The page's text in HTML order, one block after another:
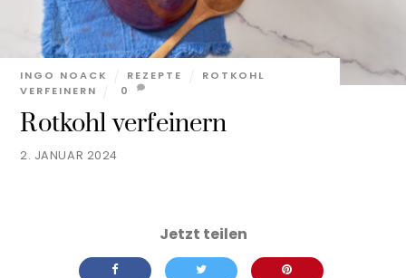
2. JANUAR 2024
Rotkohl verfeinern
INGO NOACK REZEPTE
ROTKOHL
VERFEINERN
0